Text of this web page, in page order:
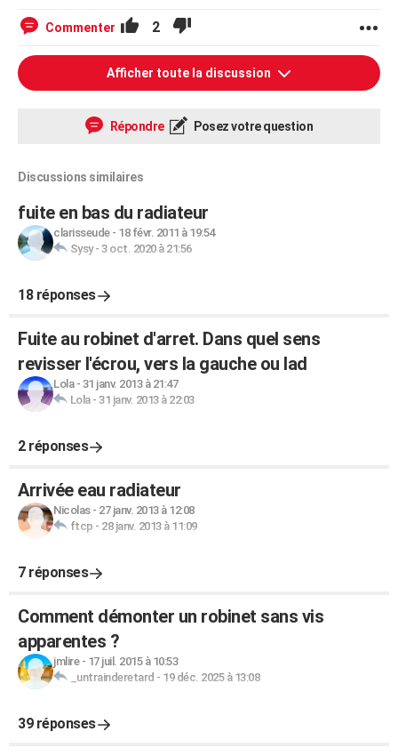
Commenter 2
Afficher toute la discussion
Répondre Posez votre question
Discussions similaires
fuite en bas du radiateur
clarisseude- 18 févr. 2011 à 19:54
Sysy- 3 oct. 2020 à 21:56
18 réponses
Fuite au robinet d'arret. Dans quel sens
revisser l'écrou, vers la gauche ou lad
Lola- 31 janv. 2013 à 21:47
Lola- 31 janv. 2013 à 22:03
2 réponses
Arrivée eau radiateur
Nicolas- 27 janv. 2013 à 12:08
ftcp - 28 janv. 2013 à 11:09
7 réponses
Comment démonter un robinet sans vis
apparentes ?
jmlire- 17 juil. 2015 à 10:53
_untrainderetard - 19 déc. 2025 à 13:08
39 réponses